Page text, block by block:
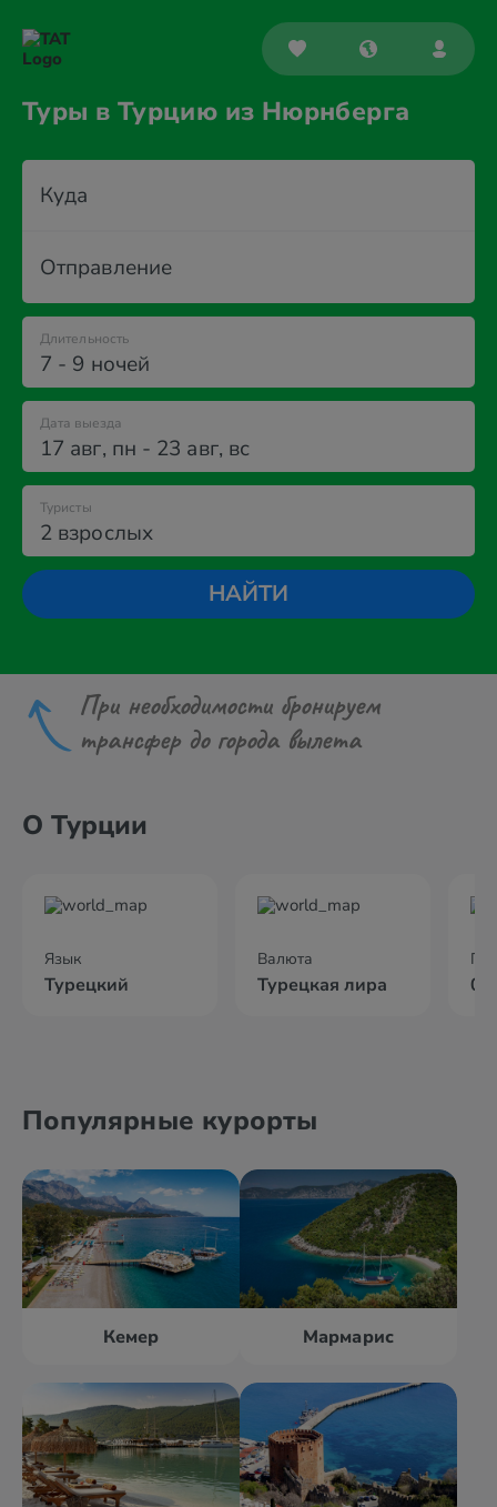
Туры в Турцию из Нюрнберга
Куда
Отправление
7 - 9 ночей
Длительность
Дата выезда
17 авг, пн - 23 авг, вс
2 взрослых
Туристы
НАЙТИ
При необходимости бронируем
трансфер до города вылета
О Турции
Язык
Турецкий
Валюта
Турецкая лира
Популярные курорты
Кемер Мармарис